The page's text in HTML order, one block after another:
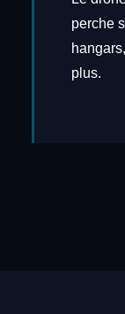
perche
plus.